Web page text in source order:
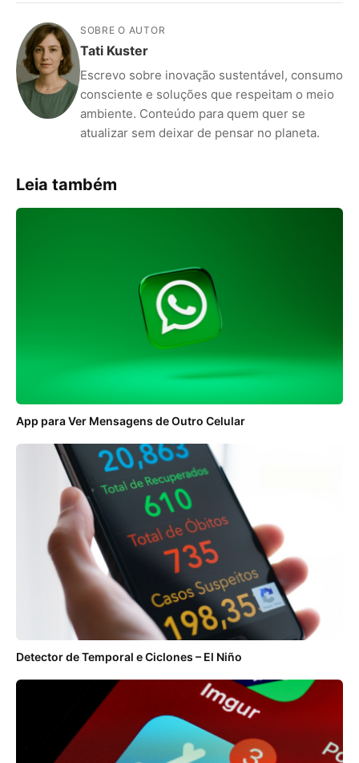
SOBRE O AUTOR
Tati Kuster
Escrevo sobre inovação sustentável, consumo
consciente e soluções que respeitam o meio
ambiente. Conteúdo para quem quer se
atualizar sem deixar de pensar no planeta.
Leia também
App para Ver Mensagens de Outro Celular
Detector de Temporal e Ciclones – El Niño